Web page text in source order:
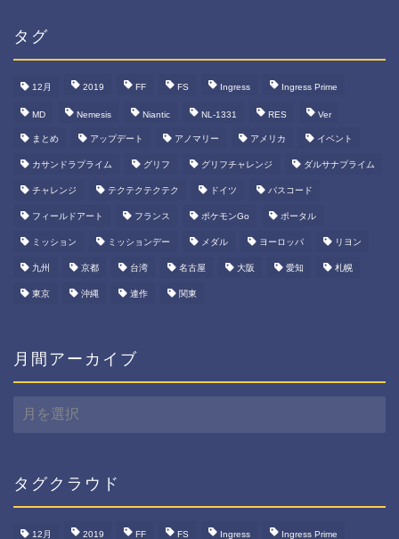
ー
タグ
12月 2019 FF FS Ingress Ingress Prime
MD Nemesis Niantic NL-1331 RES Ver
まとめ アップデート アノマリー アメリカ イベント
カサンドラプライム グリフ グリフチャレンジ ダルサナプライム
チャレンジ テクテクテクテク ドイツ パスコード
フィールドアート フランス ポケモンGo ポータル
ミッション ミッションデー メダル ヨーロッパ リヨン
九州 京都 台湾 名古屋 大阪 愛知 札幌
東京 沖縄 連作 関東
月間アーカイブ
間
カ
タグクラウド
12月 2019 FF FS Ingress Ingress Prime